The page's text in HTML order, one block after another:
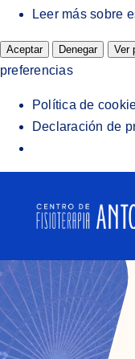
Leer más sobre
Aceptar Denegar Ver
preferencias
Política de
Declaración de
contenido
QUIÉNES SOMOS
QUÉ TRATAMOS